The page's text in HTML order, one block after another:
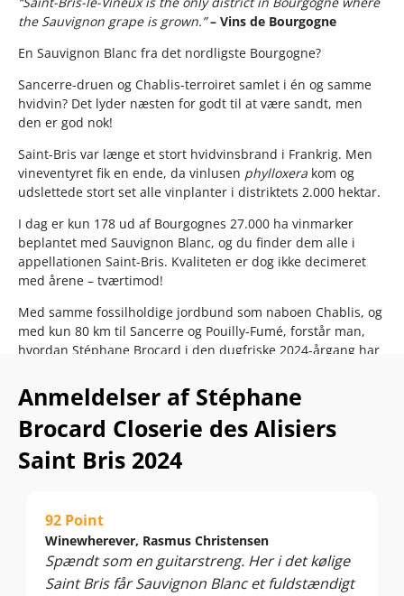
the Sauvignon grape is grown.”– Vins de Bourgogne
En Sauvignon Blanc fra det nordligste Bourgogne?
Sancerre-druen og Chablis-terroiret samlet i én og samme
hvidvin? Det lyder næsten for godt til at være sandt, men
den er god nok!
Saint-Bris var længe et stort hvidvinsbrand i Frankrig. Men
vineventyret fik en ende, da vinlusen phylloxera kom og
udslettede stort set alle vinplanter i distriktets 2.000 hektar.
I dag er kun 178 ud af Bourgognes 27.000 ha vinmarker
beplantet med Sauvignon Blanc, og du finder dem alle i
appellationen Saint-Bris. Kvaliteten er dog ikke decimeret
med årene – tværtimod!
Med samme fossilholdige jordbund som naboen Chablis, og
med kun 80 km til Sancerre og Pouilly-Fumé, forstår man,
hvordan Stéphane Brocard i den dugfriske 2024-årgang har
Sauvignon Blanc fra en enkeltmark med 35 år gamle
vinstokke!
Ingen har oplevet hverken Sauvignon Blanc eller Bourgogne
fuldt ud, før de haft Saint-Bris i glasset… Nu har du
tapas, sprøde salater, spæde grøntsager, frisk tomat,
gedeost og andre cremede oste. Servér ved 8-10°C
Anmeldelser af Stéphane
Brocard Closerie des Alisiers
Saint Bris 2024
92 Point
Winewherever, Rasmus Christensen
Spændt som en guitarstreng. Her i det kølige
Saint Bris får Sauvignon Blanc et fuldstændigt